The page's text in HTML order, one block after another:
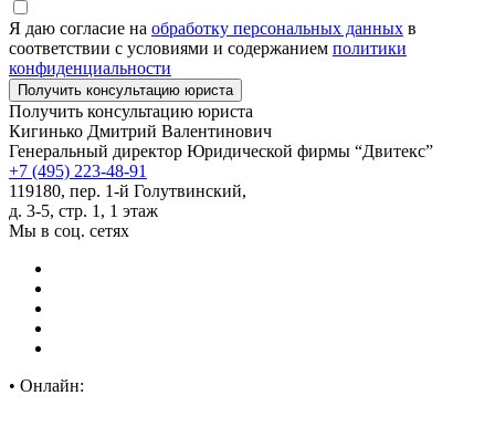
Я даю согласие на обработку персональных данных в
соответствии с условиями и содержанием политики
конфиденциальности
Получить консультацию юриста
Кигинько Дмитрий Валентинович
Генеральный директор Юридической фирмы “Двитекс”
+7 (495) 223-48-91
119180, пер. 1-й Голутвинский,
д. 3-5, стр. 1, 1 этаж
Мы в соц. сетях
• Онлайн: